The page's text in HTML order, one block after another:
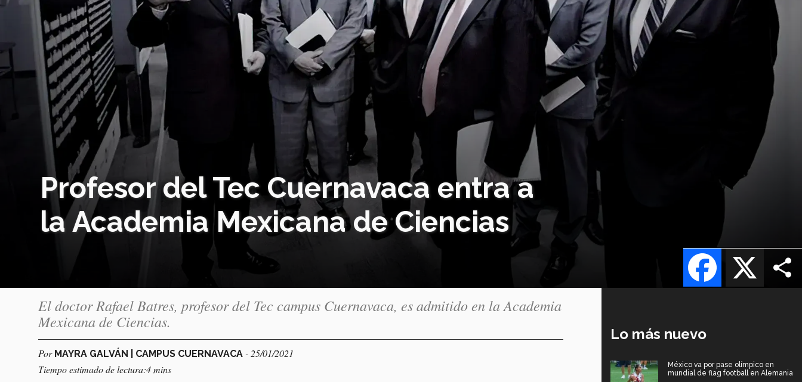
Profesor del Tec Cuernavaca entra a
la Academia Mexicana de Ciencias
X
Facebook
El doctor Rafael Batres, profesor del Tec campus Cuernavaca, es admitido en la Academia
Mexicana de Ciencias.
Por MAYRA GALVÁN | CAMPUS CUERNAVACA - 25/01/2021
Tiempo estimado de lectura:4 mins
Lo más nuevo
México va por pase olímpico en
mundial de flag football en Alemania